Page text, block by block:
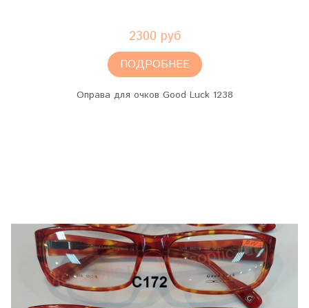
2300 руб
ПОДРОБНЕЕ
Оправа для очков Good Luck 1238